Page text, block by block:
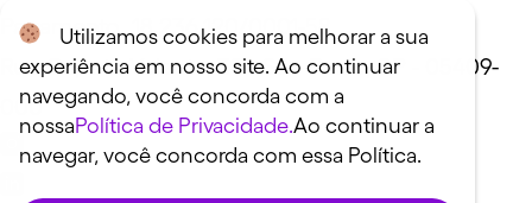
Pagamento. 18.236.120/0001-58
Rua Capote Valente, 39 - São Paulo, SP - 05409-
000
Utilizamos cookies para melhorar a sua
experiência em nosso site. Ao continuar
navegando, você concorda com a
nossaPolítica de Privacidade.Ao continuar a
navegar, você concorda com essa Política.